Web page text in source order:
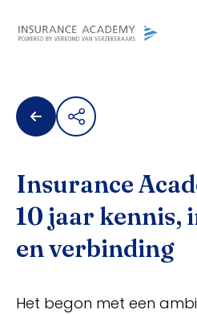
Insurance
10 jaar kennis,
en verbinding
Het begon met een